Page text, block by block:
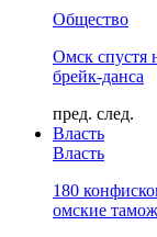
Общество
Омск спустя
брейк-данса
пред. след.
Власть
Власть
180
омские